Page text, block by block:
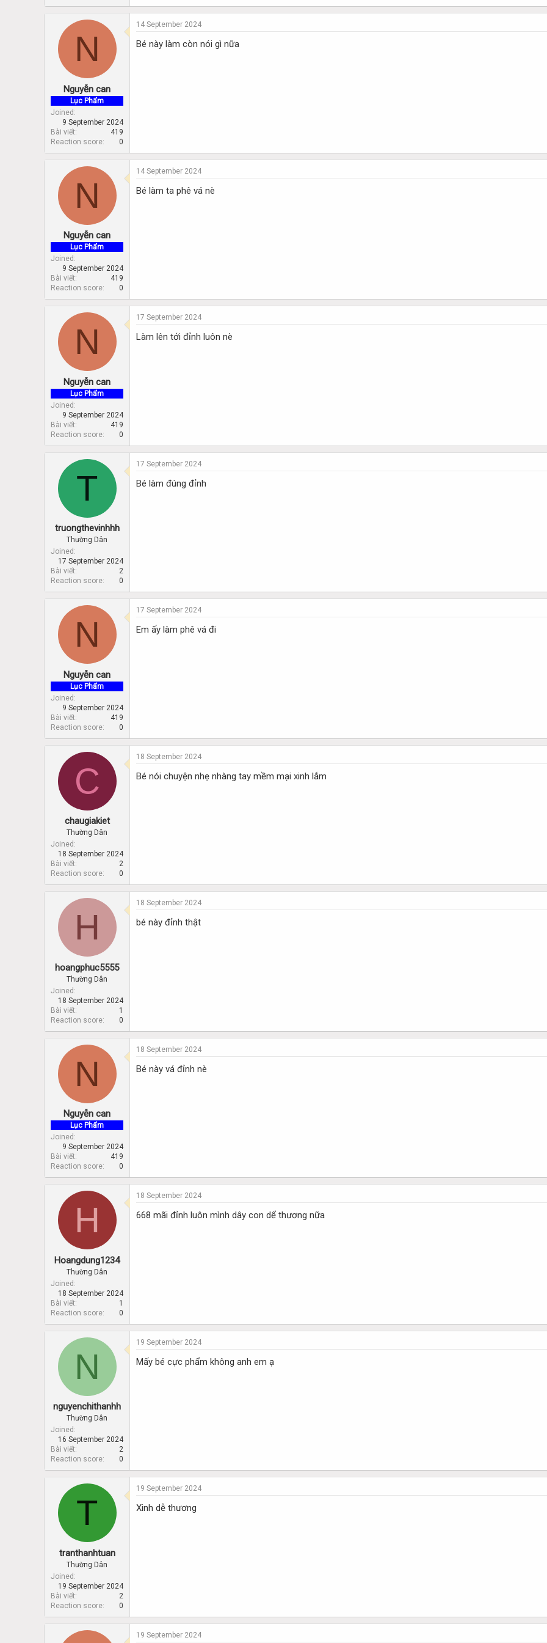
N
Nguyễn can
Lục Phẩm
Joined
9 September 2024
Bài viết
419
Reaction score
0
14 September 2024
Bé này làm còn nói gì nữa
N
Nguyễn can
Lục Phẩm
Joined
9 September 2024
Bài viết
419
Reaction score
0
14 September 2024
Bé làm ta phê vá nè
N
Nguyễn can
Lục Phẩm
Joined
9 September 2024
Bài viết
419
Reaction score
0
17 September 2024
Làm lên tới đỉnh luôn nè
T
truongthevinhhh
Thường Dân
Joined
17 September 2024
Bài viết
2
Reaction score
0
17 September 2024
Bé làm đúng đỉnh
N
Nguyễn can
Lục Phẩm
Joined
9 September 2024
Bài viết
419
Reaction score
0
17 September 2024
Em ấy làm phê vá đi
C
chaugiakiet
Thường Dân
Joined
18 September 2024
Bài viết
2
Reaction score
0
18 September 2024
Bé nói chuyện nhẹ nhàng tay mềm mại xinh lắm
H
hoangphuc5555
Thường Dân
Joined
18 September 2024
Bài viết
1
Reaction score
0
18 September 2024
bé này đỉnh thật
N
Nguyễn can
Lục Phẩm
Joined
9 September 2024
Bài viết
419
Reaction score
0
18 September 2024
Bé này vá đỉnh nè
H
Hoangdung1234
Thường Dân
Joined
18 September 2024
Bài viết
1
Reaction score
0
18 September 2024
668 mãi đỉnh luôn mình dây con dể thương nữa
N
nguyenchithanhh
Thường Dân
Joined
16 September 2024
Bài viết
2
Reaction score
0
19 September 2024
Mấy bé cực phẩm không anh em ạ
T
tranthanhtuan
Thường Dân
Joined
19 September 2024
Bài viết
2
Reaction score
0
19 September 2024
Xinh dễ thương
19 September 2024